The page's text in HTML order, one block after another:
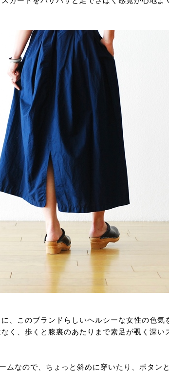
、このブランドらしいヘルシーな女性の色気
く、歩くと膝裏のあたりまで素足が覗く深い
ムなので、ちょっと斜めに穿いたり、ボタン